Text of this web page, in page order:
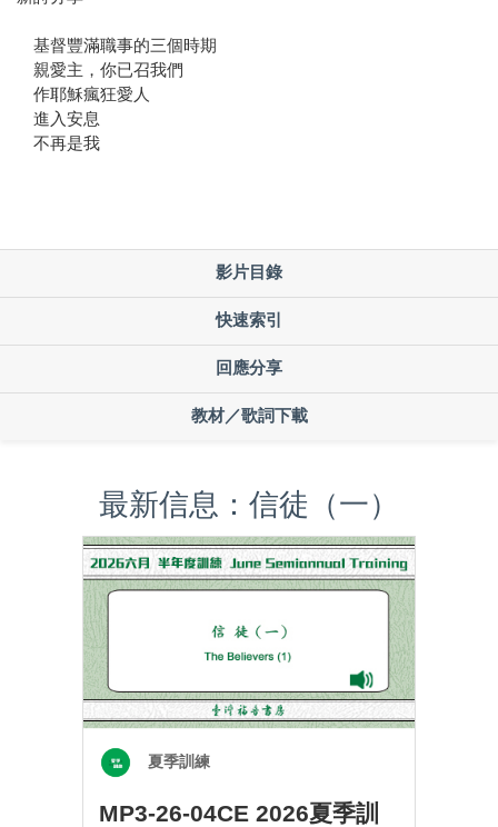
基督豐滿職事的三個時期
親愛主，你已召我們
作耶穌瘋狂愛人
進入安息
不再是我
影片目錄
快速索引
回應分享
教材／歌詞下載
最新信息：信徒（一）
夏季訓練
MP3-26-04CE 2026夏季訓